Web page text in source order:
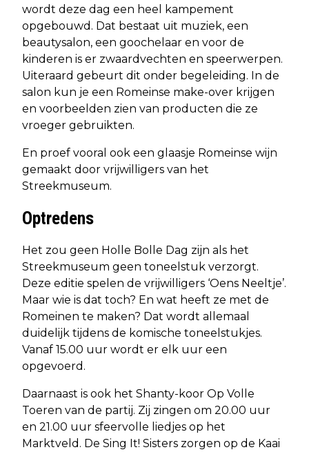
wordt deze dag een heel kampement
opgebouwd. Dat bestaat uit muziek, een
beautysalon, een goochelaar en voor de
kinderen is er zwaardvechten en speerwerpen.
Uiteraard gebeurt dit onder begeleiding. In de
salon kun je een Romeinse make-over krijgen
en voorbeelden zien van producten die ze
vroeger gebruikten.
En proef vooral ook een glaasje Romeinse wijn
gemaakt door vrijwilligers van het
Streekmuseum.
Optredens
Het zou geen Holle Bolle Dag zijn als het
Streekmuseum geen toneelstuk verzorgt.
Deze editie spelen de vrijwilligers ‘Oens Neeltje’.
Maar wie is dat toch? En wat heeft ze met de
Romeinen te maken? Dat wordt allemaal
duidelijk tijdens de komische toneelstukjes.
Vanaf 15.00 uur wordt er elk uur een
opgevoerd.
Daarnaast is ook het Shanty-koor Op Volle
Toeren van de partij. Zij zingen om 20.00 uur
en 21.00 uur sfeervolle liedjes op het
Marktveld. De Sing It! Sisters zorgen op de Kaai